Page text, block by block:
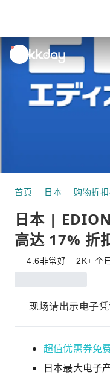
unread
notifications
首頁 日本 购物折
日本 |
高达 17% 折
4.6非常好 2K+ 个
现场请出示电子
超值优惠券免
日本最大电子